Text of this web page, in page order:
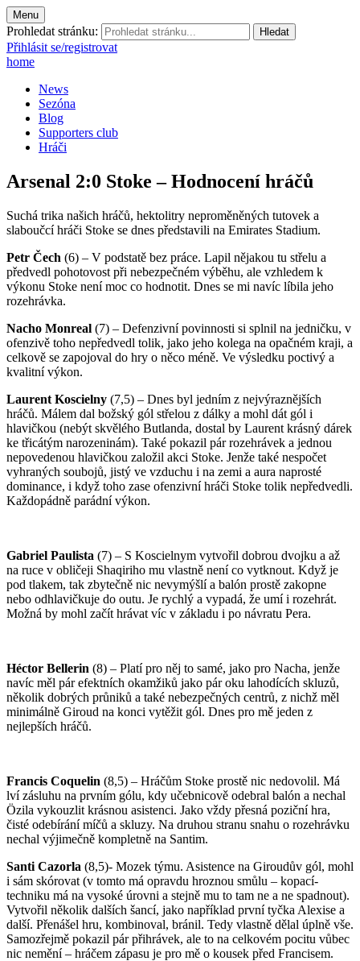
Menu
Prohledat stránku:
Přihlásit se/registrovat
home
News
Sezóna
Blog
Supporters club
Hráči
Arsenal 2:0 Stoke – Hodnocení hráčů
Suchá trika našich hráčů, hektolitry neproměněných tutovek a
slaboučcí­ hráči Stoke se dnes představili na Emirates Stadium.
Petr Čech (6) – V podstatě bez práce. Lapil nějakou tu střelu a
předvedl pohotovost při nebezpečném výběhu, ale vzhledem k
výkonu Stoke není­ moc co hodnotit. Dnes se mi naví­c lí­bila jeho
rozehrávka.
Nacho Monreal (7) – Defenzivní­ povinnosti si splnil na jedničku, v
ofenzivě toho nepředvedl tolik, jako jeho kolega na opačném kraji, a
celkově se zapojoval do hry o něco méně. Ve výsledku poctivý a
kvalitní­ výkon.
Laurent Koscielny (7,5) – Dnes byl jední­m z nejvýraznější­ch
hráčů. Málem dal božský gól střelou z dálky a mohl dát gól i
hlavičkou (nebýt skvělého Butlanda, dostal by Laurent krásný dárek
ke třicátým narozeninám). Také pokazil pár rozehrávek a jednou
nepovedenou hlavičkou založil akci Stoke. Jenže také nespočet
vyhraných soubojů, jistý ve vzduchu i na zemi a aura naprosté
dominance, i když toho zase ofenzivní­ hráči Stoke tolik nepředvedli.
Každopádně parádní­ výkon.
Gabriel Paulista (7) – S Koscielnym vytvořil dobrou dvojku a až
na ruce v obličeji Shaqiriho mu vlastně není­ co vytknout. Když je
pod tlakem, tak zbytečně nic nevymýšlí­ a balón prostě zakopne
nebo odhlavičkuje do outu. Je rychlý a vypadá, že umí­ i rozehrát.
Možná by mohl začí­t hrávat ví­c v základu i po návratu Pera.
Héctor Bellerin (8) – Platí­ pro něj to samé, jako pro Nacha, jenže
naví­c měl pár efektní­ch okamžiků jako pár oku lahodí­cí­ch skluzů,
několik dobrých průniků a také nebezpečných centrů, z nichž měl
minimálně Giroud na konci vytěžit gól. Dnes pro mě jeden z
nejlepší­ch hráčů.
Francis Coquelin (8,5) – Hráčům Stoke prostě nic nedovolil. Má
lví­ zásluhu na první­m gólu, kdy učebnicově odebral balón a nechal
Özila vykouzlit krásnou asistenci. Jako vždy přesná poziční­ hra,
čisté odebí­rání­ mí­čů a skluzy. Na druhou stranu snahu o rozehrávku
nechal výjimečně kompletně na Santim.
Santi Cazorla (8,5)- Mozek týmu. Asistence na Giroudův gól, mohl
i sám skórovat (v tomto má opravdu hroznou smůlu – kopací­
techniku má na vysoké úrovni a stejně mu to tam ne a ne spadnout).
Vytvořil několik další­ch šancí­, jako napří­klad první­ tyčka Alexise a
další­. Přenášel hru, kombinoval, bránil. Tedy vlastně dělal úplně vše.
Samozřejmě pokazil pár přihrávek, ale to na celkovém pocitu vůbec
nic nemění­ – hráčem zápasu je pro mě o kousek před Francisem.